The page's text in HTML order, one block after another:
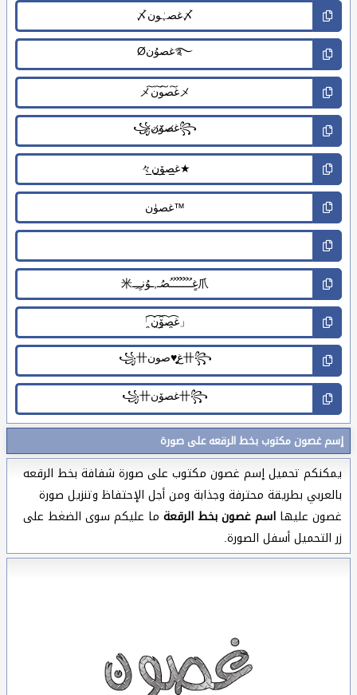
إسم غصون مكتوب بخط الرقعه على صورة
يمكنكم تحميل إسم غصون مكتوب على صورة شفافة بخط الرقعه
بالعربي بطريقة محترفة وجذابة ومن أجل الإحتفاظ وتنزيل صورة
غصون عليها اسم غصون بخط الرقعة ما عليكم سوى الضغط على
زر التحميل أسفل الصورة.